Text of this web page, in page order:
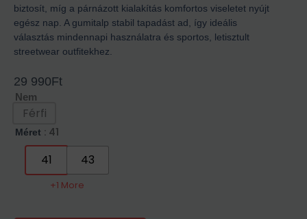
biztosít, míg a párnázott kialakítás komfortos viseletet nyújt
egész nap. A gumitalp stabil tapadást ad, így ideális
választás mindennapi használatra és sportos, letisztult
streetwear outfitekhez.
29 990Ft
Nem
Férfi
Méret : 41
41 43
+1 More